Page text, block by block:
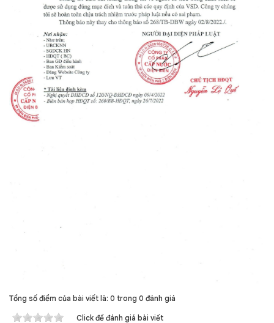
Tổng số điểm của bài viết là: 0 trong 0 đánh giá
Click để đánh giá bài viết